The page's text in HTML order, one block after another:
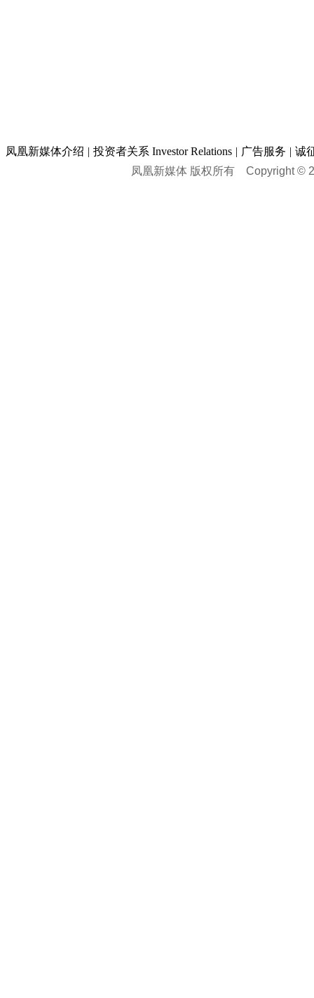
凤凰新媒体介绍 | 投资者关系 Investor Relations | 广告服务 | 诚
凤凰新媒体 版权所有 Copyright ©